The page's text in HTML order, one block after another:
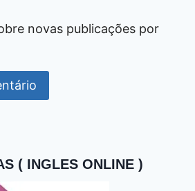
novas publicações por
( INGLES ONLINE )